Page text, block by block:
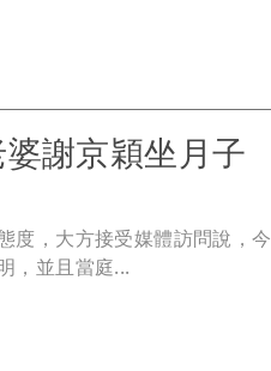
謝京穎坐月子
度，大方接受媒體訪問說，今
，並且當庭...